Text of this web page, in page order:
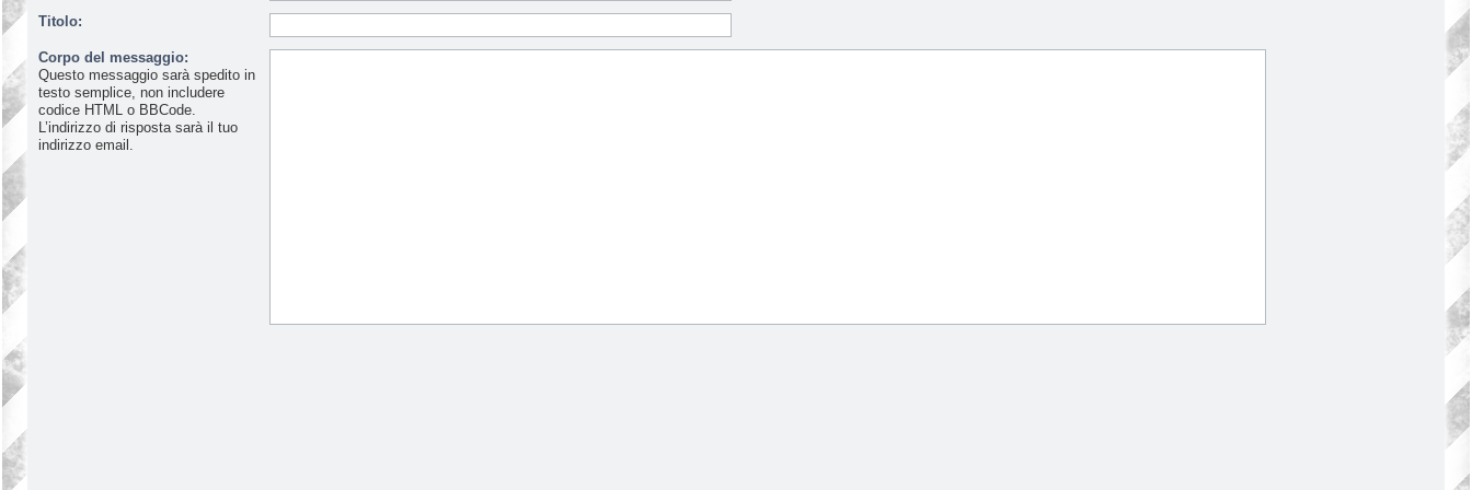
Titolo:
Corpo del messaggio:
Questo messaggio sarà spedito in
testo semplice, non includere
codice HTML o BBCode.
L’indirizzo di risposta sarà il tuo
indirizzo email.